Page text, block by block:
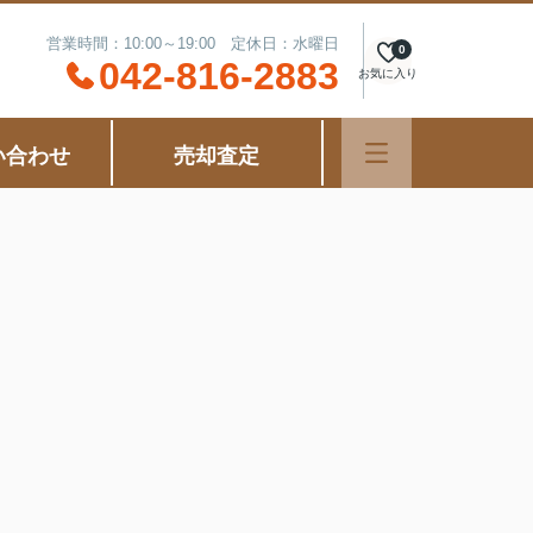
営業時間：10:00～19:00 定休日：水曜日
042-816-2883 お気に入り
0
合わせ 売却査定